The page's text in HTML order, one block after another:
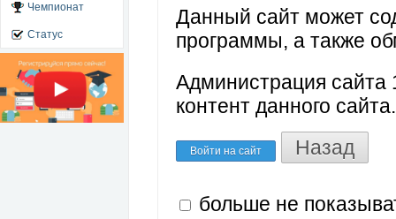
Чемпионат
Статус
Данный сайт может
программы, а также
Администрация сайта
контент данного сайта.
Войти на сайт Назад
больше не